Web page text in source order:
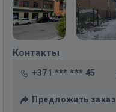
Контакты
+371 *** *** 45
Предложить заказ